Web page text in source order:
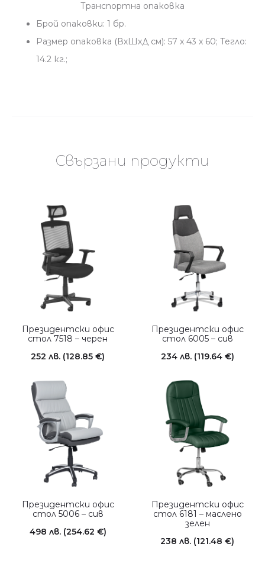
Транспортна опаковка
Брой опаковки: 1 бр.
Размер опаковка (ВхШхД см): 57 x 43 x 60; Тегло:
14.2 кг.;
Свързани продукти
Президентски офис
стол 7518 – черен
252 лв. (128.85 €)
Президентски офис
стол 6005 – сив
234 лв. (119.64 €)
Президентски офис
стол 5006 – сив
498 лв. (254.62 €)
Президентски офис
стол 6181 – маслено
зелен
238 лв. (121.48 €)